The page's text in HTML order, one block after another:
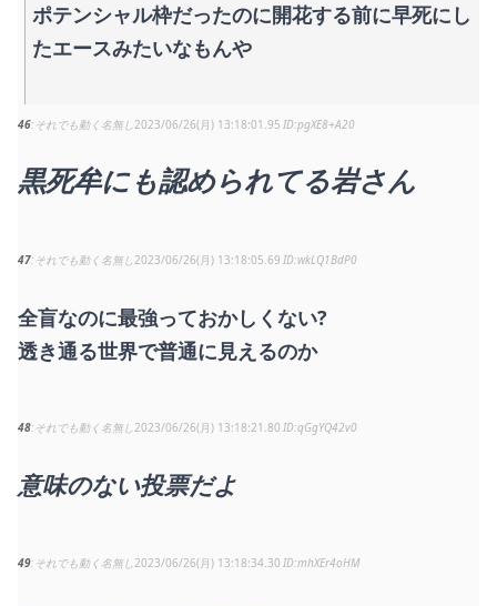
ポテンシャル枠だったのに開花する前に早死にし
たエースみたいなもんや
46 それでも動く名無し2023/06/26(月) 13:18:01.95 pgXE8+A20
黒死牟にも認められてる岩さん
47 それでも動く名無し2023/06/26(月) 13:18:05.69 wkLQ1BdP0
全盲なのに最強っておかしくない?
透き通る世界で普通に見えるのか
48 それでも動く名無し2023/06/26(月) 13:18:21.80 qGgYQ42v0
意味のない投票だよ
49 それでも動く名無し2023/06/26(月) 13:18:34.30 mhXEr4oHM